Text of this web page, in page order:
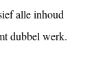
alle inhoud
dubbel werk.